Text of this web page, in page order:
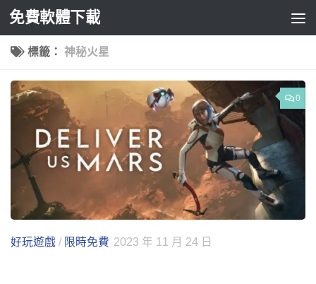
Skip to content
免費軟體下載
標籤： 神秘火星
0
好玩遊戲 / 限時免費 2023 年 11 月 24 日